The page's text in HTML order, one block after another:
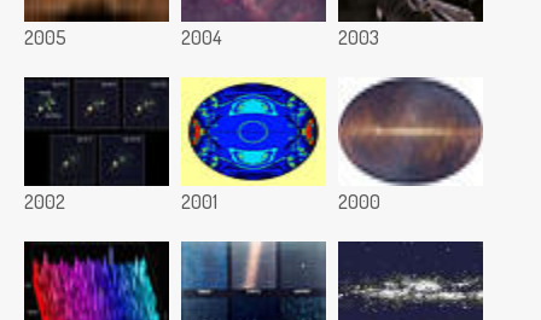
2005 2004 2003
2002 2001 2000